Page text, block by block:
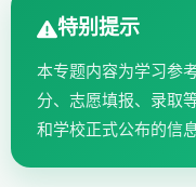
特别提示
本专题内容为学习参
分、志愿填报、录取
和学校正式公布的信息